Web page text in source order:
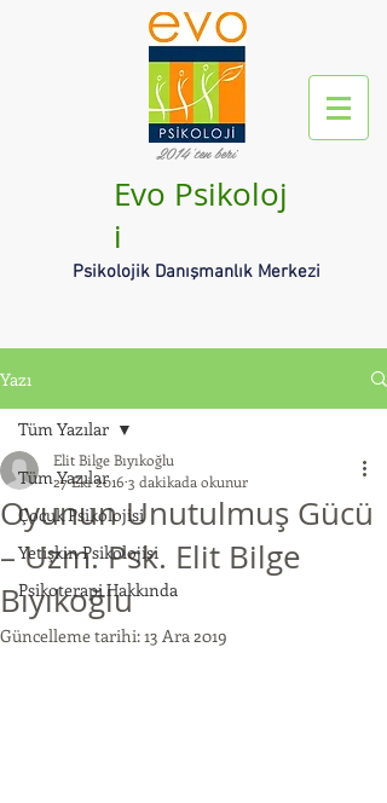
2014'ten beri
Evo Psikoloj
i
Psikolojik Danışmanlık Merkezi
Yazı
Tüm Yazılar
Çocuk Psikolojisi
Yetişkin Psikolojisi
Psikoterapi Hakkında
Tüm Yazılar
Oyunun Unutulmuş Gücü
– Uzm. Psk. Elit Bilge
Bıyıkoğlu
Elit Bilge Bıyıkoğlu
27 Eki 2016 3 dakikada okunur
Güncelleme tarihi:13 Ara 2019